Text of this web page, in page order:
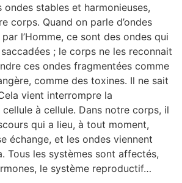
ondes stables et harmonieuses,
corps. Quand on parle d’ondes
l’Homme, ce sont des ondes qui
; le corps ne les reconnait
ces ondes fragmentées comme
comme des toxines. Il ne sait
vient interrompre la
à cellule. Dans notre corps, il
qui a lieu, à tout moment,
échange, et les ondes viennent
Tous les systèmes sont affectés,
le système reproductif…